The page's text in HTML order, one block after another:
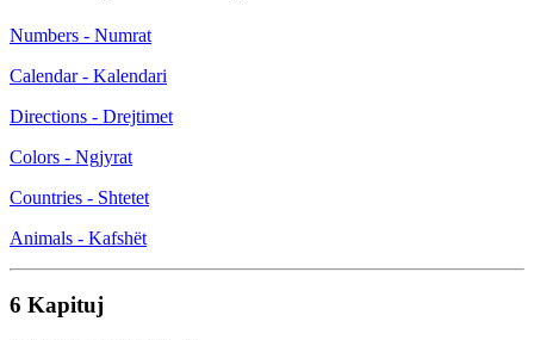
Numbers - Numrat
Calendar - Kalendari
Directions - Drejtimet
Colors - Ngjyrat
Countries - Shtetet
Animals - Kafshët
6 Kapituj